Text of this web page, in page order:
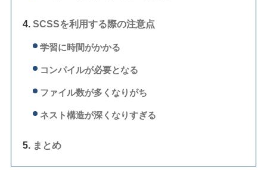
SCSSを利用する際の注意点
学習に時間がかかる
コンパイルが必要となる
ファイル数が多くなりがち
ネスト構造が深くなりすぎる
まとめ